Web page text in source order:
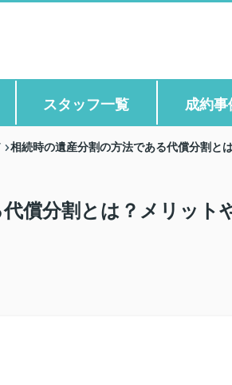
スタッフ一覧 成約事
相続時の遺産分割の方法である代償分割と
償分割とは？メリット